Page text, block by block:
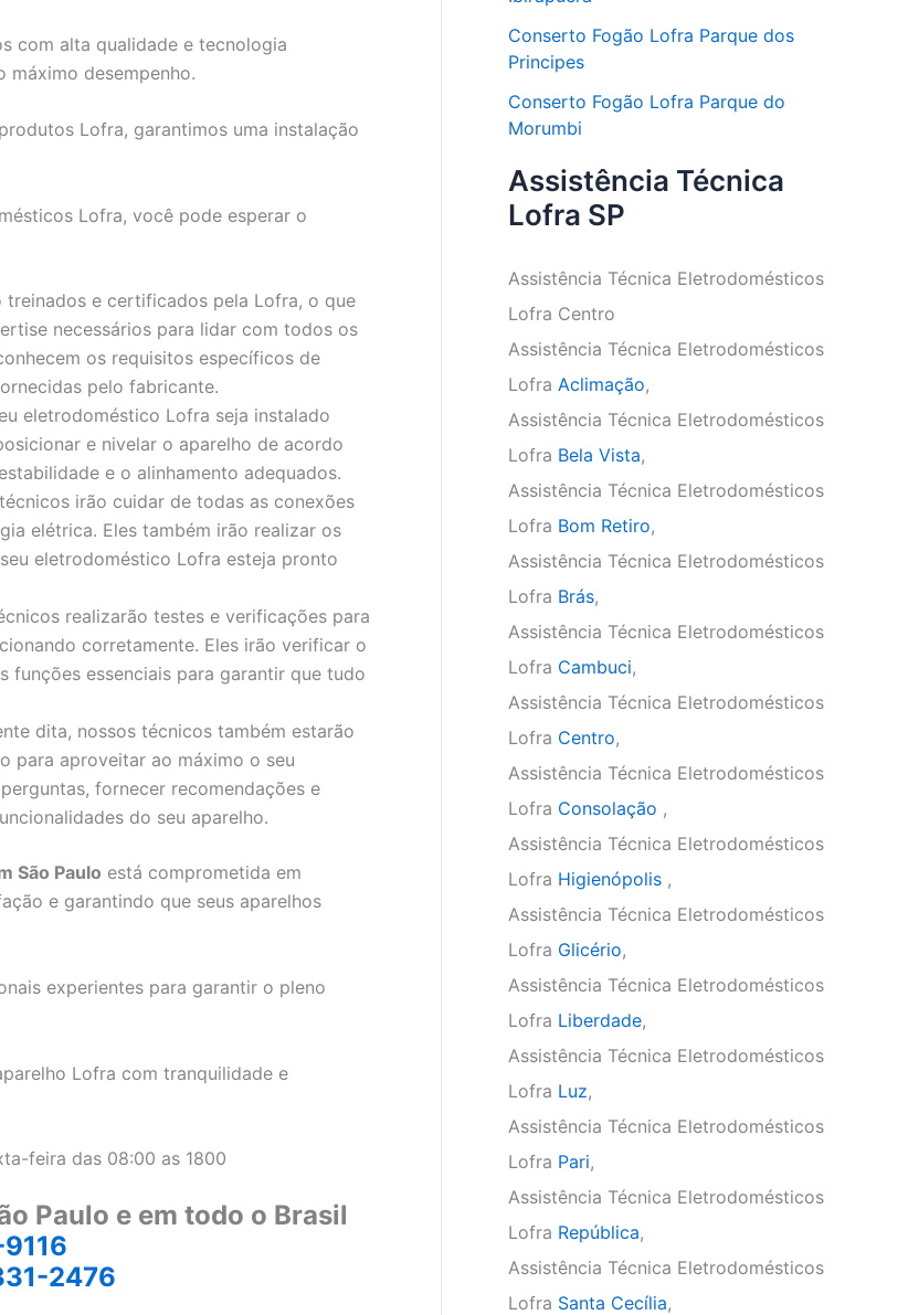
com alta qualidade e tecnologia
máximo desempenho.
Lofra, garantimos uma instalação
Lofra, você pode esperar o
treinados e certificados pela Lofra, o que
necessários para lidar com todos os
os requisitos específicos de
pelo fabricante.
eletrodoméstico Lofra seja instalado
e nivelar o aparelho de acordo
e o alinhamento adequados.
irão cuidar de todas as conexões
elétrica. Eles também irão realizar os
eletrodoméstico Lofra esteja pronto
realizarão testes e verificações para
corretamente. Eles irão verificar o
funções essenciais para garantir que tudo
dita, nossos técnicos também estarão
para aproveitar ao máximo o seu
fornecer recomendações e
do seu aparelho.
São Paulo está comprometida em
e garantindo que seus aparelhos
experientes para garantir o pleno
Lofra com tranquilidade e
feira das 08:00 as 1800
Paulo e em todo o Brasil
2476
Conserto Fogão Lofra Parque dos
Principes
Conserto Fogão Lofra Parque do
Morumbi
Assistência Técnica
Lofra SP
Assistência Técnica Eletrodomésticos
Lofra Centro
Assistência Técnica Eletrodomésticos
Lofra Aclimação,
Assistência Técnica Eletrodomésticos
Lofra Bela Vista,
Assistência Técnica Eletrodomésticos
Lofra Bom Retiro,
Assistência Técnica Eletrodomésticos
Lofra Brás,
Assistência Técnica Eletrodomésticos
Lofra Cambuci,
Assistência Técnica Eletrodomésticos
Lofra Centro,
Assistência Técnica Eletrodomésticos
Lofra Consolação ,
Assistência Técnica Eletrodomésticos
Lofra Higienópolis ,
Assistência Técnica Eletrodomésticos
Lofra Glicério,
Assistência Técnica Eletrodomésticos
Lofra Liberdade,
Assistência Técnica Eletrodomésticos
Lofra Luz,
Assistência Técnica Eletrodomésticos
Lofra Pari,
Assistência Técnica Eletrodomésticos
Lofra República,
Assistência Técnica Eletrodomésticos
Lofra Santa Cecília,